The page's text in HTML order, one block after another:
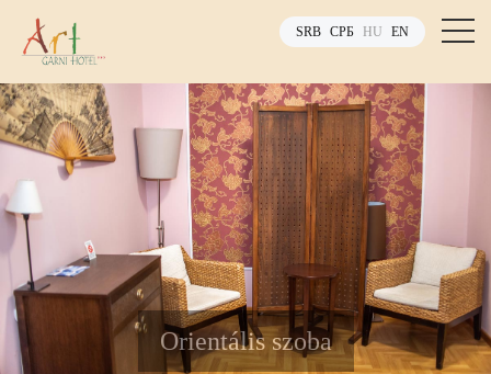
SRB СРБ HU EN
Orientális szoba